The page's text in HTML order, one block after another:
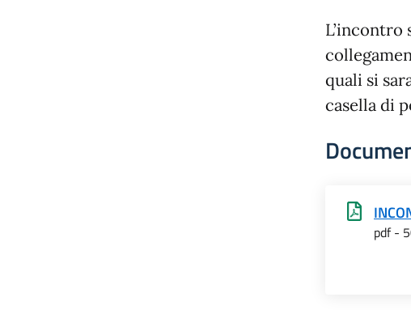
L’incontro
quali si
casella di
pdf -